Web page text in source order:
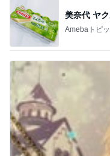
美奈代 ヤ
Amebaトピ